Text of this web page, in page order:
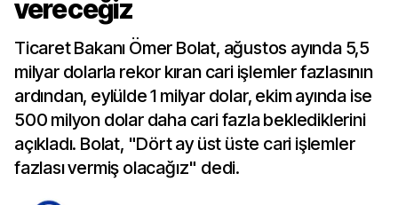
vereceğiz
Ticaret Bakanı Ömer Bolat, ağustos ayında 5,5
milyar dolarla rekor kıran cari işlemler fazlasının
ardından, eylülde 1 milyar dolar, ekim ayında ise
500 milyon dolar daha cari fazla beklediklerini
açıkladı. Bolat, "Dört ay üst üste cari işlemler
fazlası vermiş olacağız" dedi.